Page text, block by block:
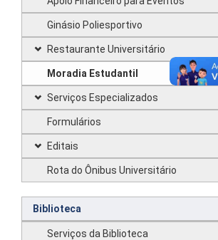
Ginásio Poliesportivo
Restaurante Universitário
Moradia Estudantil
Serviços Especializados
Formulários
Editais
Rota do Ônibus Universitário
Biblioteca
Serviços da Biblioteca